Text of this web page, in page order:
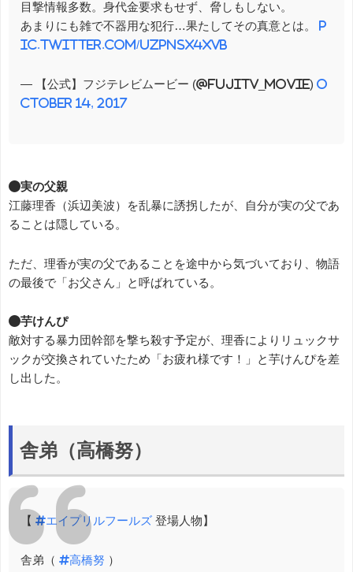
目撃情報多数。身代金要求もせず、脅しもしない。
あまりにも雑で不器用な犯行…果たしてその真意とは。 p
ic.twitter.com/uZpNsx4xvb
— 【公式】フジテレビムービー (@fujitv_movie) O
ctober 14, 2017
●実の父親
江藤理香（浜辺美波）を乱暴に誘拐したが、自分が実の父であ
ることは隠している。
ただ、理香が実の父であることを途中から気づいており、物語
の最後で「お父さん」と呼ばれている。
●芋けんぴ
敵対する暴力団幹部を撃ち殺す予定が、理香によりリュックサ
ックが交換されていたため「お疲れ様です！」と芋けんぴを差
し出した。
舎弟（高橋努）
【 #エイプリルフールズ 登場人物】
舎弟（ #高橋努 ）